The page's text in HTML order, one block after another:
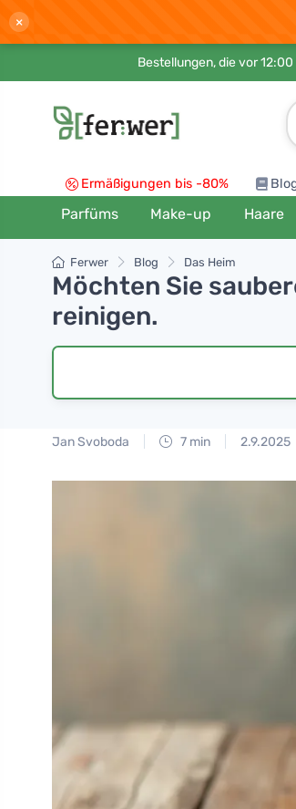
×
Bestellungen, die vor
Ermäßigungen bis -80%
Parfüms Make-up Haare
Ferwer Blog Das Heim
Möchten Sie
reinigen.
Jan Svoboda 7 min 2.9.2025